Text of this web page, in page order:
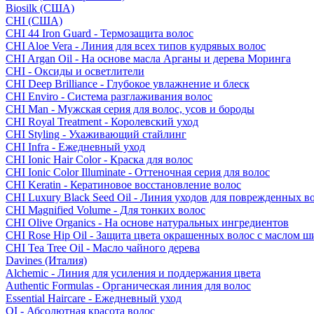
Biosilk (США)
CHI (США)
CHI 44 Iron Guard - Термозащита волос
CHI Aloe Vera - Линия для всех типов кудрявых волос
CHI Argan Oil - На основе масла Арганы и дерева Моринга
CHI - Оксиды и осветлители
CHI Deep Brilliance - Глубокое увлажнение и блеск
CHI Enviro - Система разглаживания волос
CHI Man - Мужская серия для волос, усов и бороды
CHI Royal Treatment - Королевский уход
CHI Styling - Ухаживающий стайлинг
CHI Infra - Ежедневный уход
CHI Ionic Hair Color - Краска для волос
CHI Ionic Color Illuminate - Оттеночная серия для волос
CHI Keratin - Кератиновое восстановление волос
CHI Luxury Black Seed Oil - Линия уходов для поврежденных
CHI Magnified Volume - Для тонких волос
CHI Olive Organics - На основе натуральных ингредиентов
CHI Rose Hip Oil - Защита цвета окрашенных волос с маслом
CHI Tea Tree Oil - Масло чайного дерева
Davines (Италия)
Alchemic - Линия для усиления и поддержания цвета
Authentic Formulas - Органическая линия для волос
Essential Haircare - Eжедневный уход
OI - Абсолютная красота волос